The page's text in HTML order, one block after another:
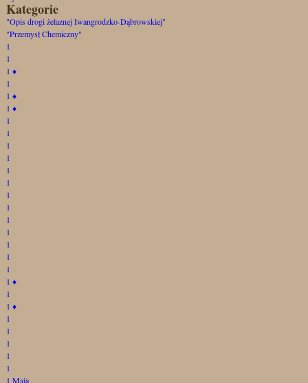
Kategorie
"Opis drogi żelaznej Iwangrodzko-Dąbrowskiej"
"Przemysł Chemiczny"
1
1
1 ♦
1
1 ♦
1 ♦
1
1
1
1
1
1
1
1
1
1
1
1
1
1 ♦
1
1 ♦
1
1
1
1
1
1 Maja